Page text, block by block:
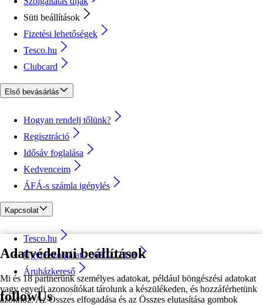
Adatvédelmi beállítások
Mi és 18 partnerünk személyes adatokat, például böngészési adatokat
vagy egyedi azonosítókat tárolunk a készülékeden, és hozzáférhetünk
azokhoz. Az Összes elfogadása és az Összes elutasítása gombok
Süti beállítások
Fizetési lehetőségek
Tesco.hu
Clubcard
Első bevásárlás
Hogyan rendelj tőlünk?
Regisztráció
Idősáv foglalása
Kedvenceim
ÁFÁ-s számla igénylés
Kapcsolat
Tesco.hu
Ügyfélszolgálat - 0680222333
Áruházkereső
followUs